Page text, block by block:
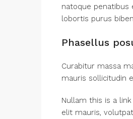
natoque
lobortis purus
Phasellus
Curabitur massa
mauris sollicitudin
Nullam this is a
elit mauris,